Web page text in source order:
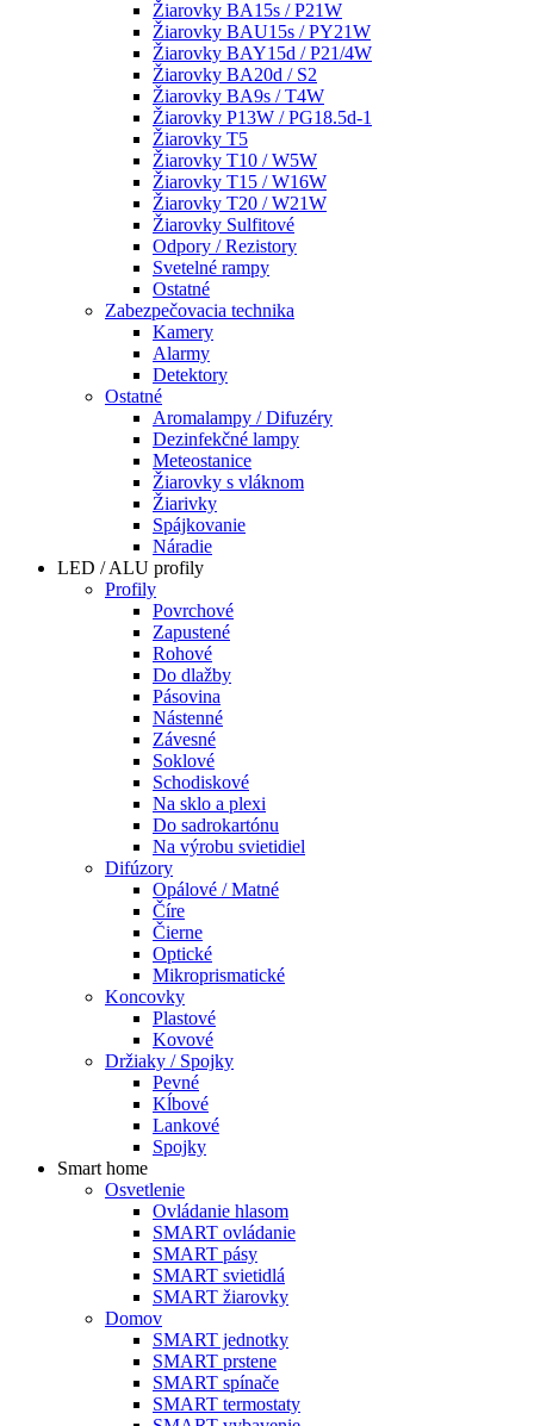
Žiarovky BA15s / P21W
Žiarovky BAU15s / PY21W
Žiarovky BAY15d / P21/4W
Žiarovky BA20d / S2
Žiarovky BA9s / T4W
Žiarovky P13W / PG18.5d-1
Žiarovky T5
Žiarovky T10 / W5W
Žiarovky T15 / W16W
Žiarovky T20 / W21W
Žiarovky Sulfitové
Odpory / Rezistory
Svetelné rampy
Ostatné
Zabezpečovacia technika
Kamery
Alarmy
Detektory
Ostatné
Aromalampy / Difuzéry
Dezinfekčné lampy
Meteostanice
Žiarovky s vláknom
Žiarivky
Spájkovanie
Náradie
LED / ALU profily
Profily
Povrchové
Zapustené
Rohové
Do dlažby
Pásovina
Nástenné
Závesné
Soklové
Schodiskové
Na sklo a plexi
Do sadrokartónu
Na výrobu svietidiel
Difúzory
Opálové / Matné
Číre
Čierne
Optické
Mikroprismatické
Koncovky
Plastové
Kovové
Držiaky / Spojky
Pevné
Kĺbové
Lankové
Spojky
Smart home
Osvetlenie
Ovládanie hlasom
SMART ovládanie
SMART pásy
SMART svietidlá
SMART žiarovky
Domov
SMART jednotky
SMART prstene
SMART spínače
SMART termostaty